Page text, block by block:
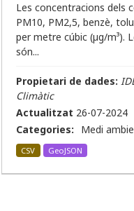
Les concentracions dels
PM10, PM2,5, benzè,
per metre cúbic (µg/m³).
són...
Propietari de dades:
Climàtic
Actualitzat 26-07-2024
Categories:
Medi
CSV GeoJSON